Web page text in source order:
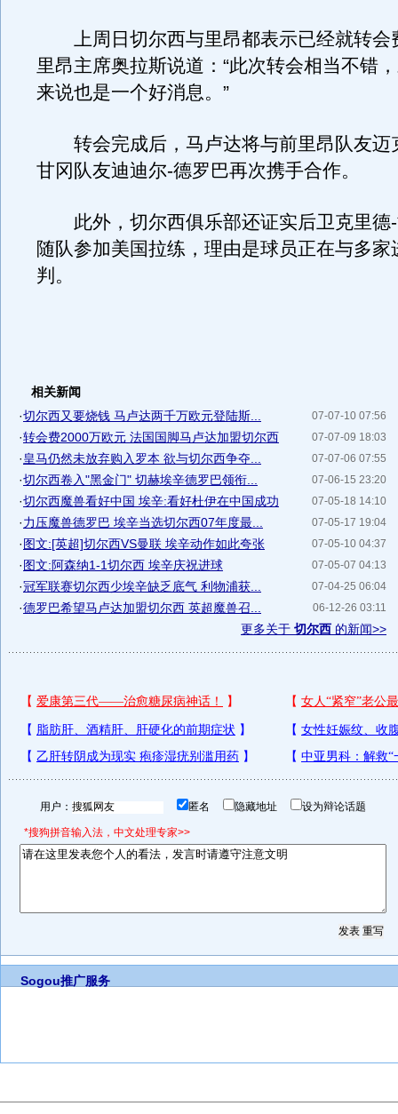
上周日切尔西与里昂都表示已经就转会
里昂主席奥拉斯说道：“此次转会相当不错
来说也是一个好消息。”
转会完成后，马卢达将与前里昂队友迈
甘冈队友迪迪尔-德罗巴再次携手合作。
此外，切尔西俱乐部还证实后卫克里德-
随队参加美国拉练，理由是球员正在与多家
判。
相关新闻
07-07-10 07:56
·切尔西又要烧钱 马卢达两千万欧元登陆斯...
07-07-09 18:03
·转会费2000万欧元 法国国脚马卢达加盟切尔西
07-07-06 07:55
·皇马仍然未放弃购入罗本 欲与切尔西争夺...
07-06-15 23:20
·切尔西卷入"黑金门" 切赫埃辛德罗巴领衔...
07-05-18 14:10
·切尔西魔兽看好中国 埃辛:看好杜伊在中国成功
07-05-17 19:04
·力压魔兽德罗巴 埃辛当选切尔西07年度最...
07-05-10 04:37
·图文:[英超]切尔西VS曼联 埃辛动作如此夸张
07-05-07 04:13
·图文:阿森纳1-1切尔西 埃辛庆祝进球
07-04-25 06:04
·冠军联赛切尔西少埃辛缺乏底气 利物浦获...
06-12-26 03:11
·德罗巴希望马卢达加盟切尔西 英超魔兽召...
更多关于 切尔西 的新闻>>
用户： 匿名 隐藏地址 设为辩论话题
*搜狗拼音输入法，中文处理专家>>
Sogou推广服务